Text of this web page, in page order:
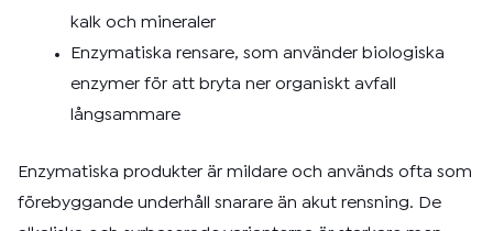
kalk och mineraler
Enzymatiska rensare, som använder biologiska
enzymer för att bryta ner organiskt avfall
långsammare
Enzymatiska produkter är mildare och används ofta som
förebyggande underhåll snarare än akut rensning. De